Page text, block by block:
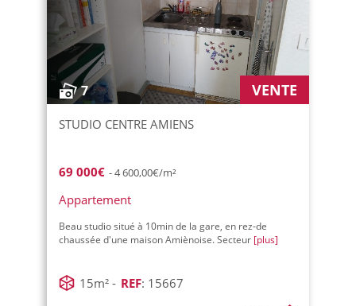
7 VENTE
STUDIO CENTRE AMIENS
69 000€ - 4 600,00€/m²
Appartement
Beau studio situé à 10min de la gare, en rez-de
chaussée d'une maison Amiènoise. Secteur [plus]
15m² - REF: 15667